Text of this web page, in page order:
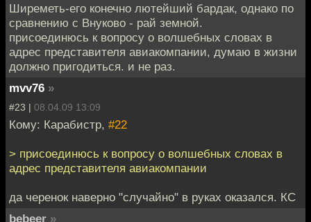
Ширеметь-его конечно лютейший бардак, однако по
сравнению с Внуково - рай земной.
присоединюсь к вопросу о волшебных словах в
адрес представителя авиакомпании, думаю в жизни
должно пригодиться. и не раз.
mvv76 »
#23 | 08.04.09 13:09
Кому: Карабистр, #22
> присоединюсь к вопросу о волшебных словах в
адрес представителя авиакомпании
да черенок наверно "случайно" в руках оказался. КС
bebeer »